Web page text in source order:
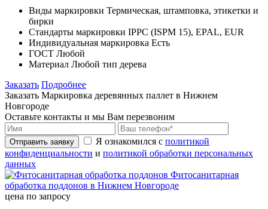
Виды маркировки Термическая, штамповка, этикетки и
бирки
Стандарты маркировки IPPC (ISPM 15), EPAL, EUR
Индивидуальная маркировка Есть
ГОСТ Любой
Материал Любой тип дерева
Заказать Подробнее
Заказать Маркировка деревянных паллет в Нижнем
Новгороде
Оставьте контакты и мы Вам перезвоним
Отправить заявку Я ознакомился с политикой
конфиденциальности и политикой обработки персональных
данных
Фитосанитарная
обработка поддонов в Нижнем Новгороде
цена по запросу